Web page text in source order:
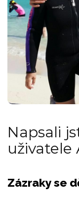
Napsali
uživatele
Zázraky se